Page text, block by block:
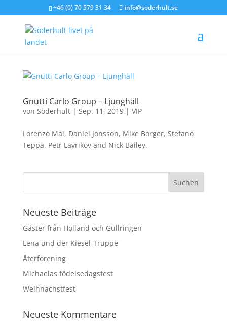
+46 (0) 70 579 31 34 info@soderhult.se
Gnutti Carlo Group – Ljunghäll
von Söderhult| Sep. 11, 2019| VIP
Lorenzo Mai, Daniel Jonsson, Mike Borger, Stefano
Teppa, Petr Lavrikov and Nick Bailey.
Neueste Beiträge
Gäster från Holland och Gullringen
Lena und der Kiesel-Truppe
Återförening
Michaelas födelsedagsfest
Weihnachstfest
Neueste Kommentare